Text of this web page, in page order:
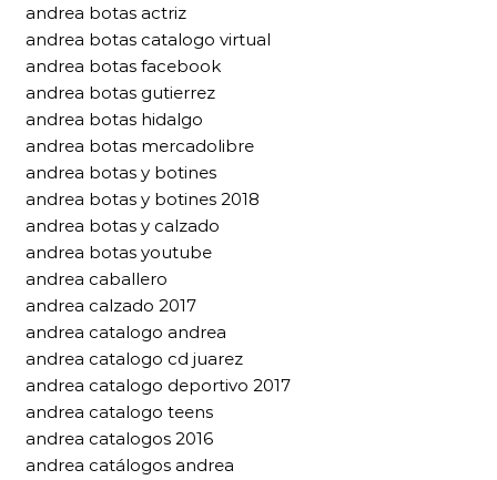
andrea botas actriz
andrea botas catalogo virtual
andrea botas facebook
andrea botas gutierrez
andrea botas hidalgo
andrea botas mercadolibre
andrea botas y botines
andrea botas y botines 2018
andrea botas y calzado
andrea botas youtube
andrea caballero
andrea calzado 2017
andrea catalogo andrea
andrea catalogo cd juarez
andrea catalogo deportivo 2017
andrea catalogo teens
andrea catalogos 2016
andrea catálogos andrea